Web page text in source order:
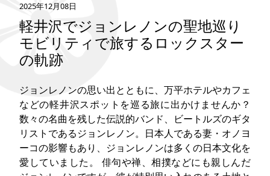
お問い合わせ
2025年12月08日
軽井沢でジョンレノンの聖地巡り
モビリティで旅するロックスター
の軌跡
ジョンレノンの思い出とともに、万平ホテルやカフェ
などの軽井沢スポットを巡る旅に出かけませんか？
数々の名曲を残した伝説的バンド、ビートルズのギタ
リストであるジョンレノン。日本人である妻・オノヨ
ーコの影響もあり、ジョンレノンは多くの日本文化を
愛していました。 俳句や禅、相撲などにも親しんだ